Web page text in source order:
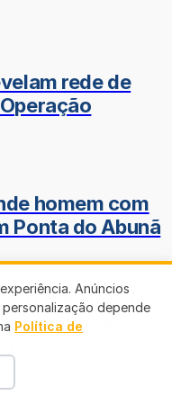
rede de
homem com
Ponta do Abunã
Amir Lando
e expôs
Anúncios
depende
Política de